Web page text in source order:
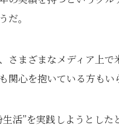
だ。
さまざまなメディア上
関心を抱いている方もい
生活”を実践しようとし